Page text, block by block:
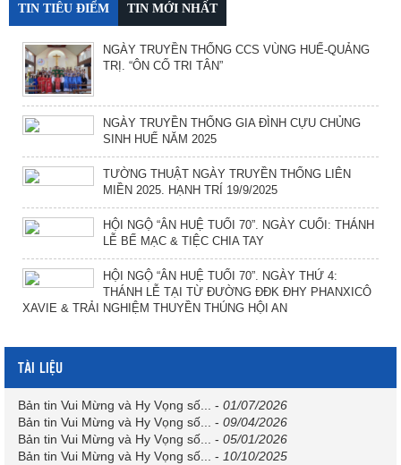
TIN TIÊU ĐIỂM TIN MỚI NHẤT
NGÀY TRUYỀN THỐNG CCS VÙNG HUẾ-QUẢNG
TRỊ. “ÔN CỐ TRI TÂN”
NGÀY TRUYỀN THỐNG GIA ĐÌNH CỰU CHỦNG
SINH HUẾ NĂM 2025
TƯỜNG THUẬT NGÀY TRUYỀN THỐNG LIÊN
MIỀN 2025. HẠNH TRÍ 19/9/2025
HỘI NGỘ “ÂN HUỆ TUỔI 70”. NGÀY CUỐI: THÁNH
LỄ BẾ MẠC & TIỆC CHIA TAY
HỘI NGỘ “ÂN HUỆ TUỔI 70”. NGÀY THỨ 4:
THÁNH LỄ TẠI TỪ ĐƯỜNG ĐĐK ĐHY PHANXICÔ
XAVIE & TRẢI NGHIỆM THUYỀN THÚNG HỘI AN
TÀI LIỆU
Bản tin Vui Mừng và Hy Vọng số... - 01/07/2026
Bản tin Vui Mừng và Hy Vọng số... - 09/04/2026
Bản tin Vui Mừng và Hy Vọng số... - 05/01/2026
Bản tin Vui Mừng và Hy Vọng số... - 10/10/2025